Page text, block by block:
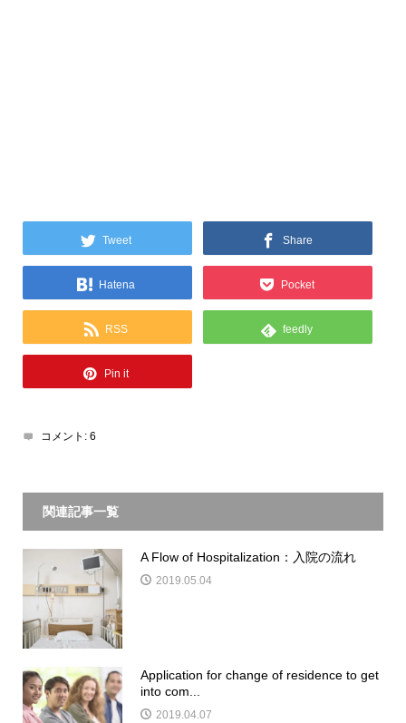
Tweet Share
Hatena Pocket
RSS feedly
Pin it
コメント: 6
関連記事一覧
A Flow of Hospitalization：入院の流れ
2019.05.04
Application for change of residence to get
into com...
2019.04.07